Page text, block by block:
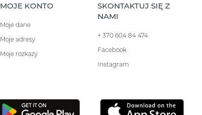
MOJE KONTO
Moje dane
Moje adresy
Moje rozkazy
SKONTAKTUJ SIĘ Z
NAMI
+ 370 604 84 474
Facebook
Instagram